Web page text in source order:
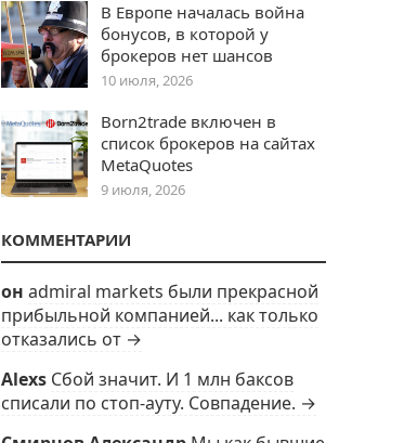
В Европе началась война
бонусов, в которой у
брокеров нет шансов
10 июля, 2026
Born2trade включен в
список брокеров на сайтах
MetaQuotes
9 июля, 2026
КОММЕНТАРИИ
он admiral markets были прекрасной
прибыльной компанией... как только
отказались от →
Alexs Сбой значит. И 1 млн баксов
списали по стоп-ауту. Совпадение. →